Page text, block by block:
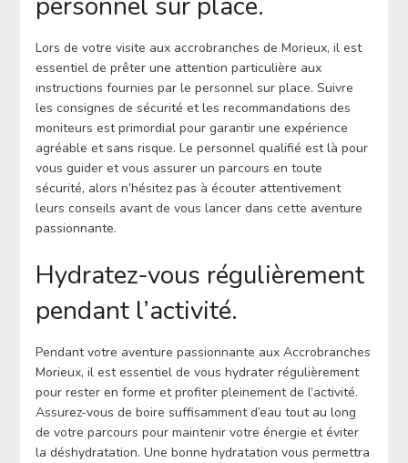
Lors de votre visite aux accrobranches de Morieux, il est
essentiel de prêter une attention particulière aux
instructions fournies par le personnel sur place. Suivre
les consignes de sécurité et les recommandations des
moniteurs est primordial pour garantir une expérience
agréable et sans risque. Le personnel qualifié est là pour
vous guider et vous assurer un parcours en toute
sécurité, alors n’hésitez pas à écouter attentivement
leurs conseils avant de vous lancer dans cette aventure
passionnante.
Hydratez-vous régulièrement
pendant l’activité.
Pendant votre aventure passionnante aux Accrobranches
Morieux, il est essentiel de vous hydrater régulièrement
pour rester en forme et profiter pleinement de l’activité.
Assurez-vous de boire suffisamment d’eau tout au long
de votre parcours pour maintenir votre énergie et éviter
la déshydratation. Une bonne hydratation vous permettra